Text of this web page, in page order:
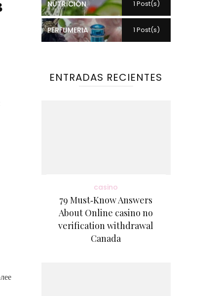
NUTRICIÓN 1 Post(s)
PERFUMERIA 1 Post(s)
ENTRADAS RECIENTES
casino
79 Must‑Know Answers
About Online casino no
verification withdrawal
Canada